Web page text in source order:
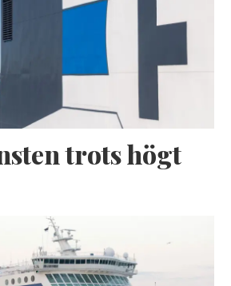
trots högt